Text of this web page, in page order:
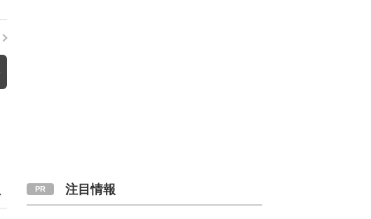
注目情報